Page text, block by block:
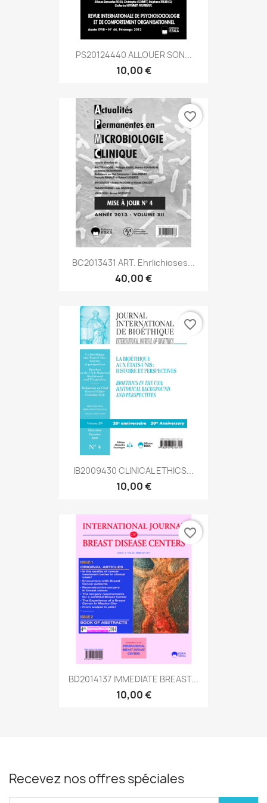
PS20124440 ALLOUER SON...
10,00 €
BC2013431 ART. Ehrlichioses...
40,00 €
favorite_border
IB2009430 CLINICAL ETHICS...
10,00 €
favorite_border
BD2014137 IMMEDIATE BREAST...
10,00 €
favorite_border
Recevez nos offres spéciales